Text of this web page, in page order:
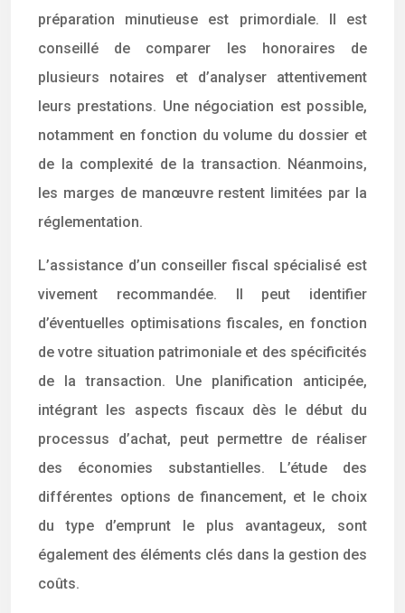
préparation minutieuse est primordiale. Il est
conseillé de comparer les honoraires de
plusieurs notaires et d’analyser attentivement
leurs prestations. Une négociation est possible,
notamment en fonction du volume du dossier et
de la complexité de la transaction. Néanmoins,
les marges de manœuvre restent limitées par la
réglementation.
L’assistance d’un conseiller fiscal spécialisé est
vivement recommandée. Il peut identifier
d’éventuelles optimisations fiscales, en fonction
de votre situation patrimoniale et des spécificités
de la transaction. Une planification anticipée,
intégrant les aspects fiscaux dès le début du
processus d’achat, peut permettre de réaliser
des économies substantielles. L’étude des
différentes options de financement, et le choix
du type d’emprunt le plus avantageux, sont
également des éléments clés dans la gestion des
coûts.